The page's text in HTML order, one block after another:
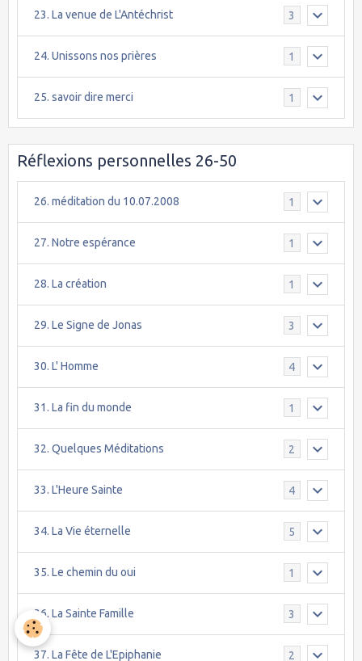
23. La venue de L'Antéchrist 3
24. Unissons nos prières 1
25. savoir dire merci 1
Réflexions personnelles 26-50
26. méditation du 10.07.2008 1
27. Notre espérance 1
28. La création 1
29. Le Signe de Jonas 3
30. L' Homme 4
31. La fin du monde 1
32. Quelques Méditations 2
33. L'Heure Sainte 4
34. La Vie éternelle 5
35. Le chemin du oui 1
36. La Sainte Famille 3
37. La Fête de L'Epiphanie 2